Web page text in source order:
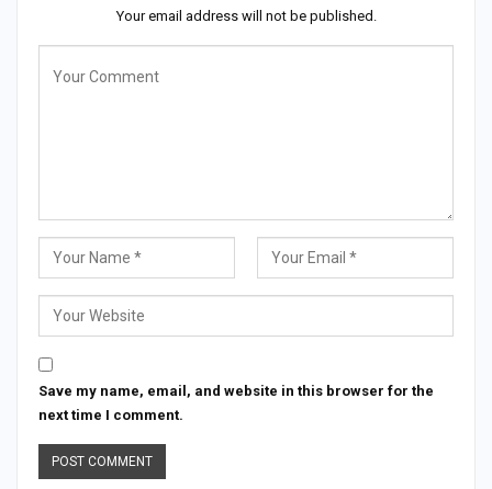
Your email address will not be published.
Save my name, email, and website in this browser for the
next time I comment.